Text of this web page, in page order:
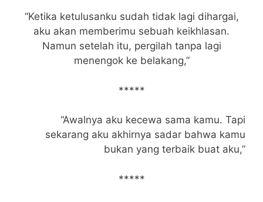
“Ketika ketulusanku sudah tidak lagi dihargai,
aku akan memberimu sebuah keikhlasan.
Namun setelah itu, pergilah tanpa lagi
menengok ke belakang,”
*****
“Awalnya aku kecewa sama kamu. Tapi
sekarang aku akhirnya sadar bahwa kamu
bukan yang terbaik buat aku,”
*****